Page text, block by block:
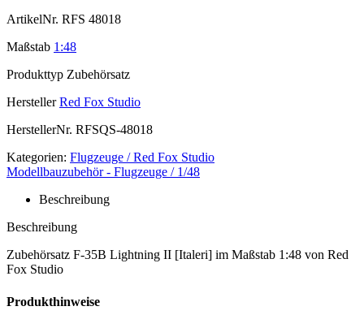
ArtikelNr. RFS 48018
Maßstab 1:48
Produkttyp Zubehörsatz
Hersteller Red Fox Studio
HerstellerNr. RFSQS-48018
Kategorien: Flugzeuge / Red Fox Studio
Modellbauzubehör - Flugzeuge / 1/48
Beschreibung
Beschreibung
Zubehörsatz F-35B Lightning II [Italeri] im Maßstab 1:48 von Red
Fox Studio
Produkthinweise